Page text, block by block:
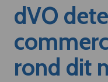
dVO
rond dit